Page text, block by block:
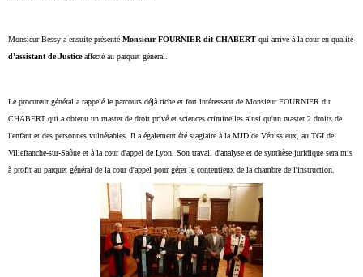
Monsieur Bessy a ensuite présenté Monsieur FOURNIER dit CHABERT qui arrive à la cour en qualité
d'assistant de Justiceaffecté au parquet général.
Le procureur général a rappelé le parcours déjà riche et fort intéressant de Monsieur FOURNIER dit
CHABERT qui a obtenu un master de droit privé et sciences criminelles ainsi qu'un master 2 droits de
l'enfant et des personnes vulnérables. Il a également été stagiaire à la MJD de Vénissieux, au TGI de
Villefranche-sur-Saône et à la cour d'appel de Lyon. Son travail d'analyse et de synthèse juridique sera mis
à profit au parquet général de la cour d'appel pour gérer le contentieux de la chambre de l'instruction.